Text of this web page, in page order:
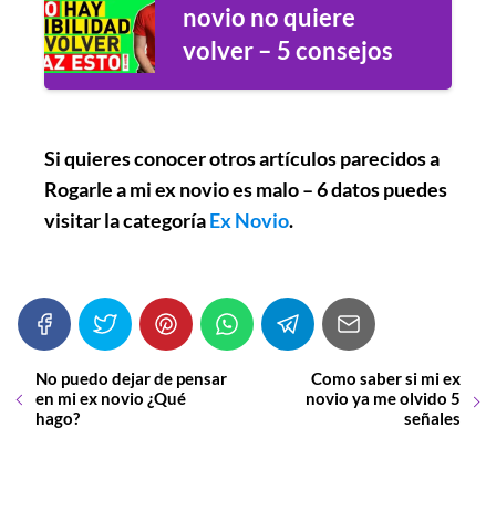
novio no quiere
volver – 5 consejos
Si quieres conocer otros artículos parecidos a
Rogarle a mi ex novio es malo – 6 datospuedes
visitar la categoríaEx Novio.
No puedo dejar de pensar
en mi ex novio ¿Qué
hago?
Como saber si mi ex
novio ya me olvido 5
señales